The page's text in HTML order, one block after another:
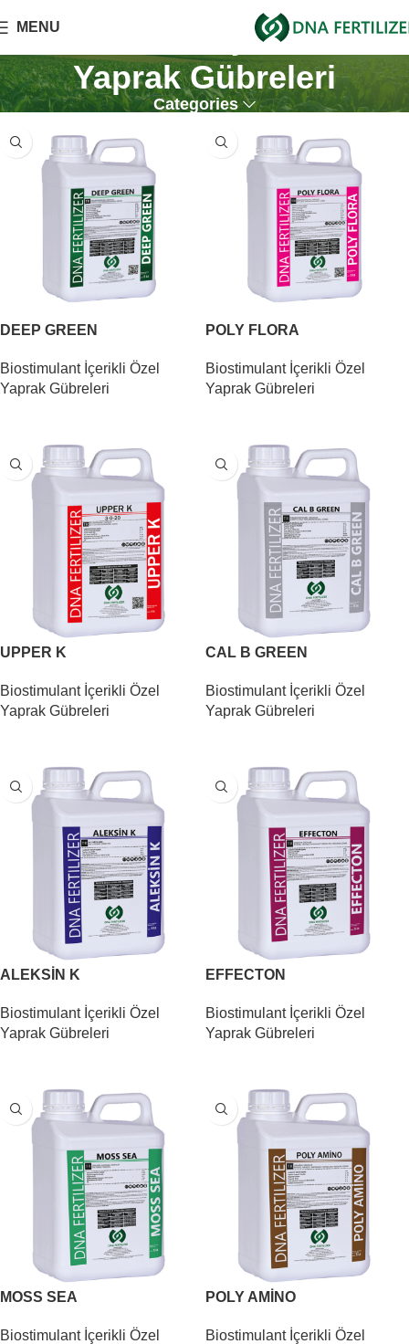
MENU
Biostimulant İçerikli Özel
Yaprak Gübreleri
Categories
DEEP GREEN
Biostimulant İçerikli Özel
Yaprak Gübreleri
POLY FLORA
Biostimulant İçerikli Özel
Yaprak Gübreleri
UPPER K
Biostimulant İçerikli Özel
Yaprak Gübreleri
CAL B GREEN
Biostimulant İçerikli Özel
Yaprak Gübreleri
ALEKSİN K
Biostimulant İçerikli Özel
Yaprak Gübreleri
EFFECTON
Biostimulant İçerikli Özel
Yaprak Gübreleri
MOSS SEA
Biostimulant İçerikli Özel
POLY AMİNO
Biostimulant İçerikli Özel